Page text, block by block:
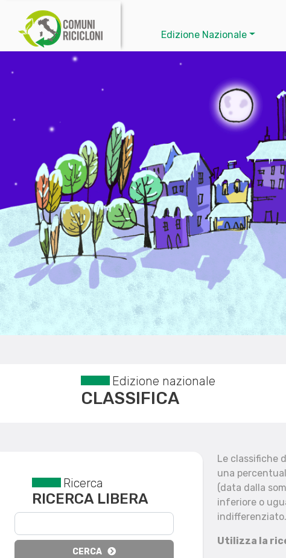
Edizione Nazionale
Edizione nazionale
CLASSIFICA
Reset filtri
Ricerca
RICERCA LIBERA
CERCA
Le classifiche
una
(data dalla
inferiore o
indifferenziato.
Utilizza la